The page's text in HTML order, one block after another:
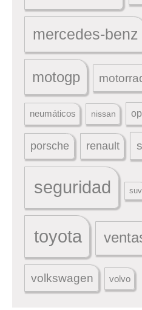
mercedes-benz
motogp
neumáticos nissan
porsche renault
seguridad suv
toyota
volkswagen volvo